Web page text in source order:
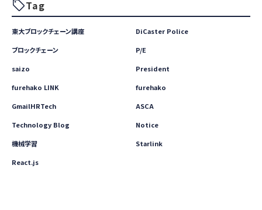
Tag
東大ブロックチェーン講座
DiCaster Police
ブロックチェーン
P/E
saizo
President
furehako LINK
furehako
GmailHRTech
ASCA
Technology Blog
Notice
機械学習
Starlink
React.js